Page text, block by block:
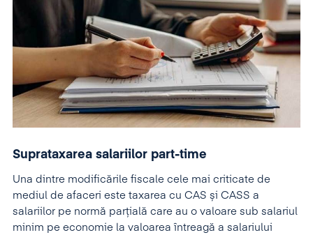
Suprataxarea salariilor part-time
Una dintre modificările fiscale cele mai criticate de
mediul de afaceri este taxarea cu CAS și CASS a
salariilor pe normă parțială care au o valoare sub salariul
minim pe economie la valoarea întreagă a salariului